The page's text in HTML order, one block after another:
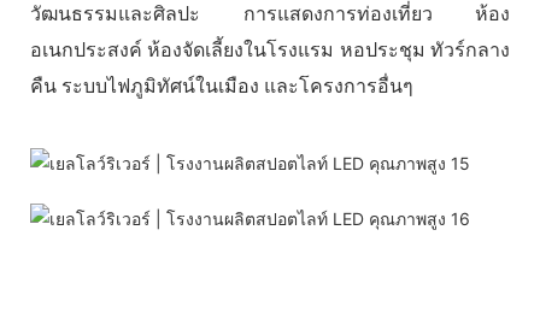
วัฒนธรรมและศิลปะ การแสดงการท่องเที่ยว ห้อง
อเนกประสงค์ ห้องจัดเลี้ยงในโรงแรม หอประชุม ทัวร์กลาง
คืน ระบบไฟภูมิทัศน์ในเมือง และโครงการอื่นๆ